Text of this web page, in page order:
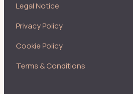
Legal Notice
Privacy Policy
Cookie Policy
Terms & Conditions